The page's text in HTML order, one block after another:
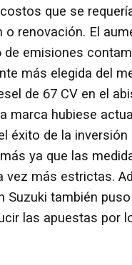
que se
o renovación. El
de emisiones
más elegida del
de 67 CV en el
marca hubiese
éxito de la inversión
ya que las
vez más estrictas.
Suzuki también
las apuestas por